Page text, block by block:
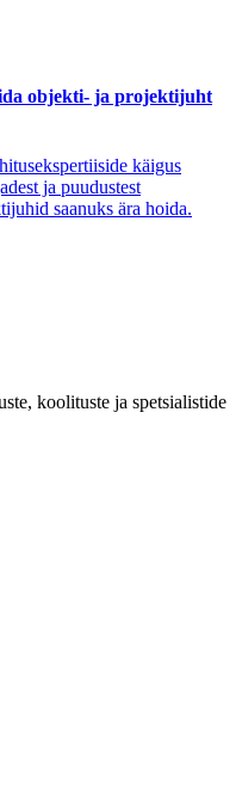
objekti- ja projektijuht
käigus
ja puudustest
saanuks ära hoida.
koolituste ja spetsialistide